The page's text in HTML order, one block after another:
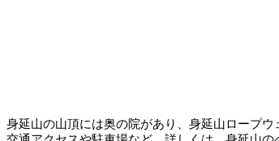
身延山の山頂には奥の院があり、身延山ロープウ